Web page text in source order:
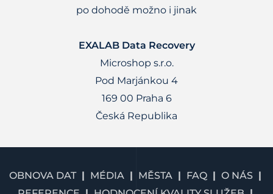
po dohodě možno i jinak
EXALAB Data Recovery
Microshop s.r.o.
Pod Marjánkou 4
169 00 Praha 6
Česká Republika
OBNOVA DAT MÉDIA MĚSTA FAQ
O NÁS